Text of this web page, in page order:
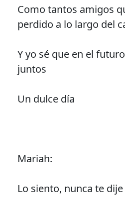
Como tantos amigos
perdido a lo largo del
Y yo sé que en el
juntos
Un dulce día
Mariah:
Lo siento, nunca te dije